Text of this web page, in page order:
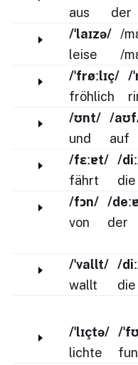
aus
der
/ˈlaɪzə/
leise
/
/
/ˈfrøːlɪç/
fröhlich
/
/ʊnt/
und
/
auf
/fɛːɐt/
fährt
/
die
/fɔn/
von
/
der
/ˈvallt/
wallt
/
die
/ˈlɪçtə/
lichte
/